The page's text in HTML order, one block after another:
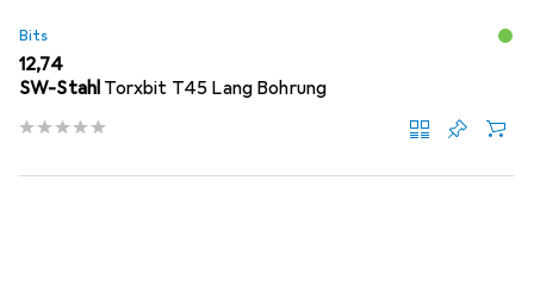
Bits
EUR
12,74
SW-Stahl Torxbit T45 Lang Bohrung